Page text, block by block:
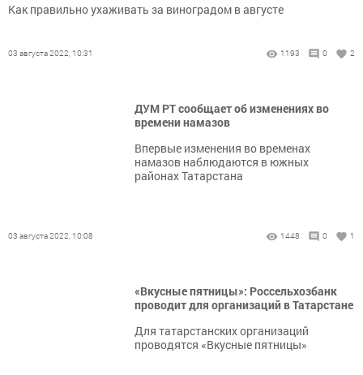
Как правильно ухаживать за виноградом в августе
03 августа 2022, 10:31 1193 0 2
ДУМ РТ сообщает об изменениях во
времени намазов
Впервые изменения во временах
намазов наблюдаются в южных
районах Татарстана
03 августа 2022, 10:08 1448 0 1
«Вкусные пятницы»: Россельхозбанк
проводит для организаций в Татарстане
Для татарстанских организаций
проводятся «Вкусные пятницы»